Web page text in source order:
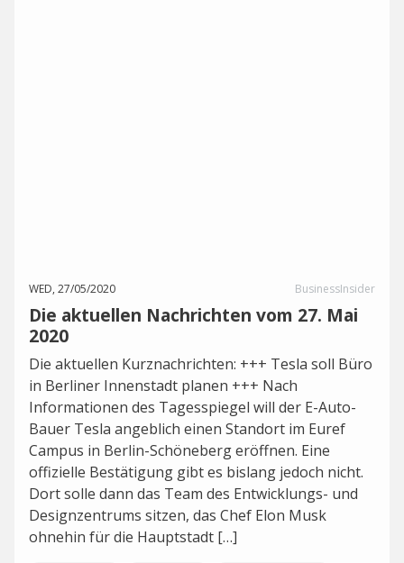
WED, 27/05/2020 BusinessInsider
Die aktuellen Nachrichten vom 27. Mai
2020
Die aktuellen Kurznachrichten: +++ Tesla soll Büro
in Berliner Innenstadt planen +++ Nach
Informationen des Tagesspiegel will der E-Auto-
Bauer Tesla angeblich einen Standort im Euref
Campus in Berlin-Schöneberg eröffnen. Eine
offizielle Bestätigung gibt es bislang jedoch nicht.
Dort solle dann das Team des Entwicklungs- und
Designzentrums sitzen, das Chef Elon Musk
ohnehin für die Hauptstadt […]